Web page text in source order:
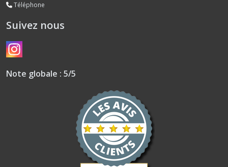
Téléphone
Suivez nous
Note globale : 5/5